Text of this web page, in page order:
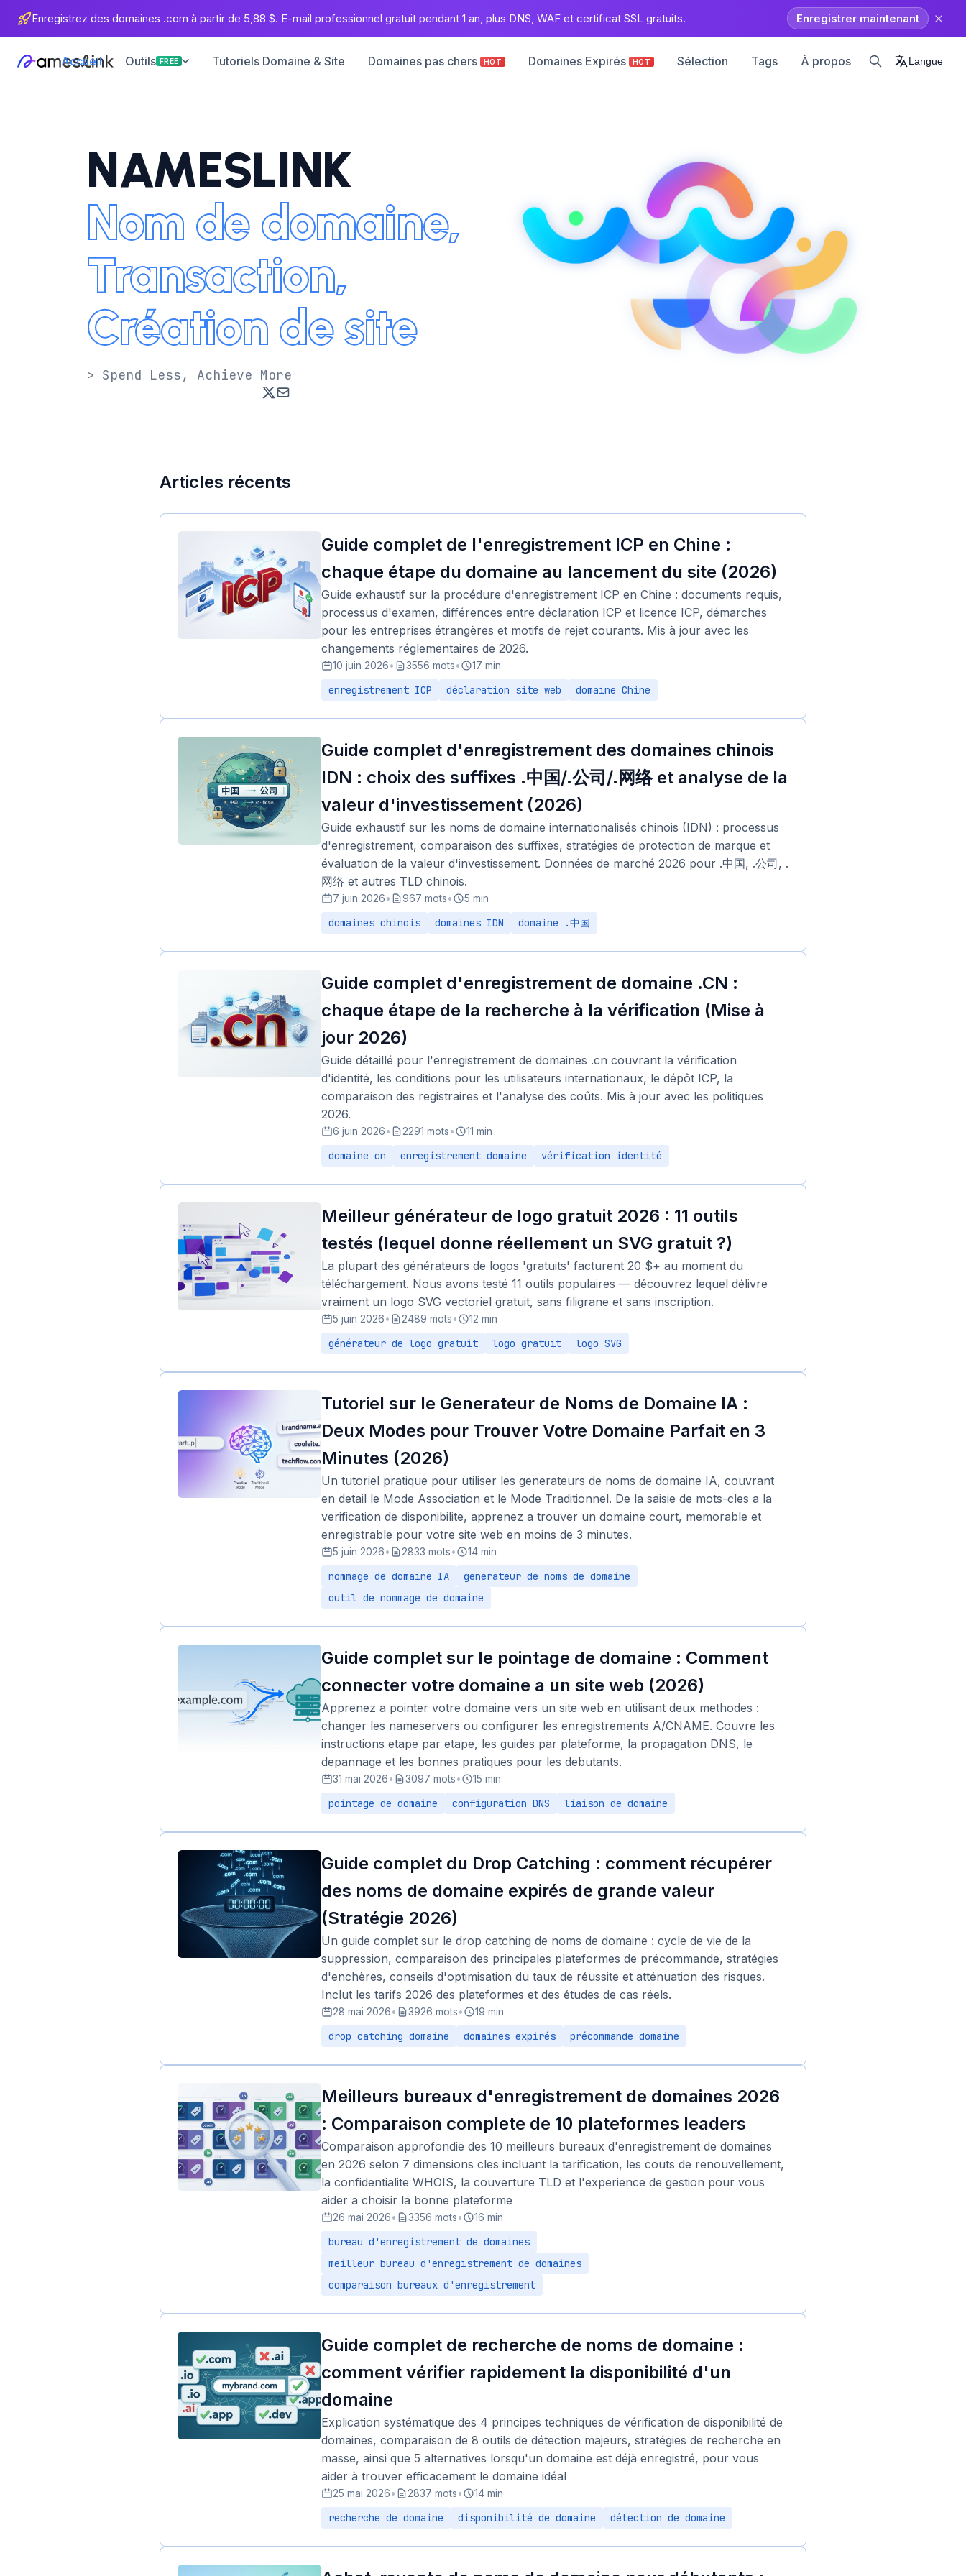
Enregistrez des domaines .com à partir de 5,88 $. E-mail professionnel gratuit pendant 1 an, plus DNS, WAF et certificat SSL gratuits. Enregistrer maintenant
Accueil Outils FREE Tutoriels Domaine & Site Domaines pas chers HOT Domaines Expirés HOT Sélection Tags À propos Langue
NAMESLINK
Nom de domaine,
Transaction,
Création de site
> Spend Less, Achieve More
Articles récents
Guide complet de l'enregistrement ICP en Chine :
chaque étape du domaine au lancement du site (2026)
Guide exhaustif sur la procédure d'enregistrement ICP en Chine : documents requis,
processus d'examen, différences entre déclaration ICP et licence ICP, démarches
pour les entreprises étrangères et motifs de rejet courants. Mis à jour avec les
changements réglementaires de 2026.
10 juin 2026• 3556 mots• 17 min
enregistrement ICP déclaration site web domaine Chine
Guide complet d'enregistrement des domaines chinois
IDN : choix des suffixes .中国/.公司/.网络 et analyse de la
valeur d'investissement (2026)
Guide exhaustif sur les noms de domaine internationalisés chinois (IDN) : processus
d'enregistrement, comparaison des suffixes, stratégies de protection de marque et
évaluation de la valeur d'investissement. Données de marché 2026 pour .中国, .公司, .
网络 et autres TLD chinois.
7 juin 2026• 967 mots• 5 min
domaines chinois domaines IDN domaine .中国
Guide complet d'enregistrement de domaine .CN :
chaque étape de la recherche à la vérification (Mise à
jour 2026)
Guide détaillé pour l'enregistrement de domaines .cn couvrant la vérification
d'identité, les conditions pour les utilisateurs internationaux, le dépôt ICP, la
comparaison des registraires et l'analyse des coûts. Mis à jour avec les politiques
2026.
6 juin 2026• 2291 mots• 11 min
domaine cn enregistrement domaine vérification identité
Meilleur générateur de logo gratuit 2026 : 11 outils
testés (lequel donne réellement un SVG gratuit ?)
La plupart des générateurs de logos 'gratuits' facturent 20 $+ au moment du
téléchargement. Nous avons testé 11 outils populaires — découvrez lequel délivre
vraiment un logo SVG vectoriel gratuit, sans filigrane et sans inscription.
5 juin 2026• 2489 mots• 12 min
générateur de logo gratuit logo gratuit logo SVG
Tutoriel sur le Generateur de Noms de Domaine IA :
Deux Modes pour Trouver Votre Domaine Parfait en 3
Minutes (2026)
Un tutoriel pratique pour utiliser les generateurs de noms de domaine IA, couvrant
en detail le Mode Association et le Mode Traditionnel. De la saisie de mots-cles a la
verification de disponibilite, apprenez a trouver un domaine court, memorable et
enregistrable pour votre site web en moins de 3 minutes.
5 juin 2026• 2833 mots• 14 min
nommage de domaine IA
generateur de noms de domaine
outil de nommage de domaine
Guide complet sur le pointage de domaine : Comment
connecter votre domaine a un site web (2026)
Apprenez a pointer votre domaine vers un site web en utilisant deux methodes :
changer les nameservers ou configurer les enregistrements A/CNAME. Couvre les
instructions etape par etape, les guides par plateforme, la propagation DNS, le
depannage et les bonnes pratiques pour les debutants.
31 mai 2026• 3097 mots• 15 min
pointage de domaine configuration DNS liaison de domaine
Guide complet du Drop Catching : comment récupérer
des noms de domaine expirés de grande valeur
(Stratégie 2026)
Un guide complet sur le drop catching de noms de domaine : cycle de vie de la
suppression, comparaison des principales plateformes de précommande, stratégies
d'enchères, conseils d'optimisation du taux de réussite et atténuation des risques.
Inclut les tarifs 2026 des plateformes et des études de cas réels.
28 mai 2026• 3926 mots• 19 min
drop catching domaine domaines expirés précommande domaine
Meilleurs bureaux d'enregistrement de domaines 2026
: Comparaison complete de 10 plateformes leaders
Comparaison approfondie des 10 meilleurs bureaux d'enregistrement de domaines
en 2026 selon 7 dimensions cles incluant la tarification, les couts de renouvellement,
la confidentialite WHOIS, la couverture TLD et l'experience de gestion pour vous
aider a choisir la bonne plateforme
26 mai 2026• 3356 mots• 16 min
bureau d'enregistrement de domaines
meilleur bureau d'enregistrement de domaines
comparaison bureaux d'enregistrement
Guide complet de recherche de noms de domaine :
comment vérifier rapidement la disponibilité d'un
domaine
Explication systématique des 4 principes techniques de vérification de disponibilité de
domaines, comparaison de 8 outils de détection majeurs, stratégies de recherche en
masse, ainsi que 5 alternatives lorsqu'un domaine est déjà enregistré, pour vous
aider à trouver efficacement le domaine idéal
25 mai 2026• 2837 mots• 14 min
recherche de domaine disponibilité de domaine détection de domaine